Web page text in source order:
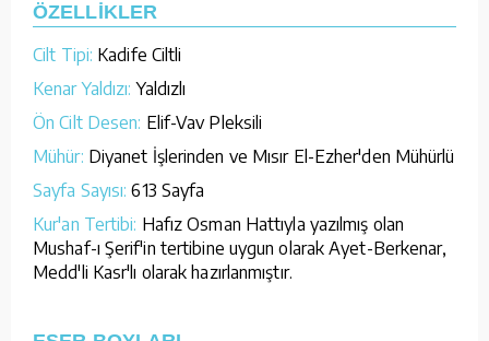
ÖZELLİKLER
Cilt Tipi: Kadife Ciltli
Kenar Yaldızı: Yaldızlı
Ön Cilt Desen: Elif-Vav Pleksili
Mühür: Diyanet İşlerinden ve Mısır El-Ezher'den Mühürlü
Sayfa Sayısı: 613 Sayfa
Kur'an Tertibi: Hafız Osman Hattıyla yazılmış olan
Mushaf-ı Şerif'in tertibine uygun olarak Ayet-Berkenar,
Medd'li Kasr'lı olarak hazırlanmıştır.